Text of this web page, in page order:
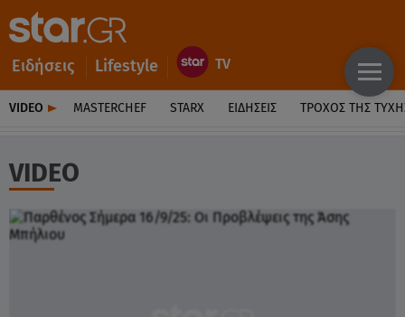
Ειδήσεις Lifestyle
VIDEO MASTERCHEF STARX ΕΙΔΉΣΕΙΣ ΤΡΟΧΌΣ ΤΗΣ
VIDEO